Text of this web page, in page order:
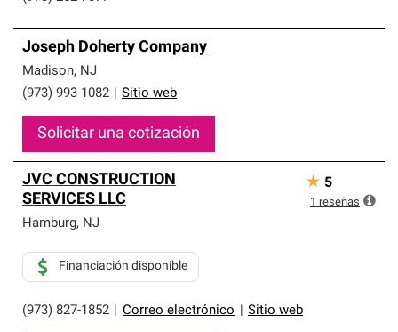
Joseph Doherty Company
Madison, NJ
(973) 993-1082
Sitio web
Solicitar una cotización
JVC CONSTRUCTION
SERVICES LLC
Hamburg, NJ
(973) 827-1852 Correo electrónico Sitio web
Financiación disponible
★ 5
1 reseñas